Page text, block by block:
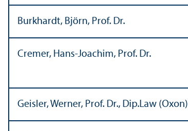
Burkhardt, Björn, Prof. Dr.
Cremer, Hans-Joachim, Prof. Dr.
Geisler, Werner, Prof. Dr., Dip.Law (Oxon)